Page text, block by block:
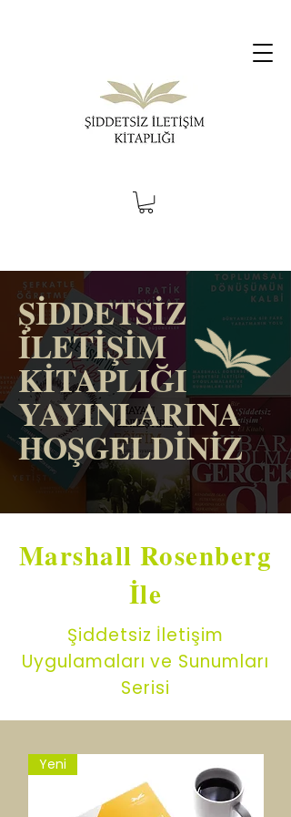
ŞİDDETSİZ
İLETİŞİM
KİTAPLIĞI
YAYINLARINA
HOŞGELDİNİZ
Marshall Rosenberg
İle
Şiddetsiz İletişim
Uygulamaları ve Sunumları
Serisi
Yeni